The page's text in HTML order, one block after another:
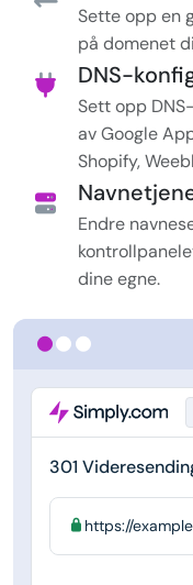
301
https://
Sette opp en
på domenet
DNS-
Sett opp
av Google
Shopify,
Endre
dine egne.